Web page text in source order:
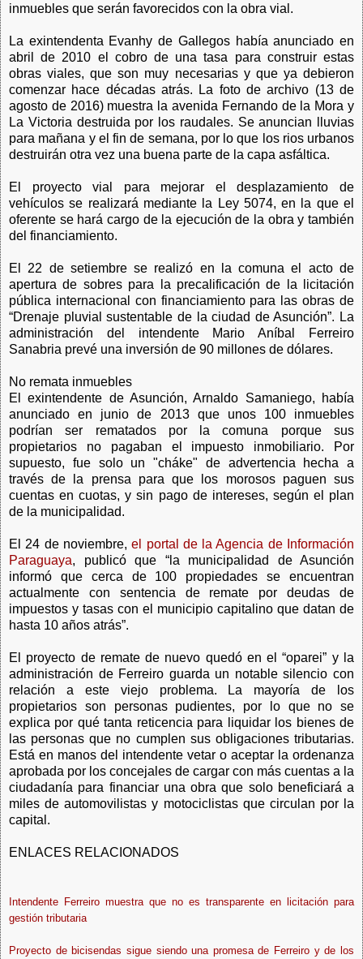
inmuebles que serán favorecidos con la obra vial.
La exintendenta Evanhy de Gallegos había anunciado en
abril de 2010 el cobro de una tasa para construir estas
obras viales, que son muy necesarias y que ya debieron
comenzar hace décadas atrás. La foto de archivo (13 de
agosto de 2016) muestra laavenida Fernando de la Mora y
La Victoria destruida por los raudales. Se anuncian lluvias
para mañana y el fin de semana, por lo que los rios urbanos
destruirán otra vez una buena parte de la capa asfá ltica.
El proyecto vial para mejorar el desplazamiento de
vehículos se realizará mediante la Ley 5074, en la que el
oferente se hará cargo de la ejecución de la obra y también
del financiamiento.
El 22 de setiembre se realizó en la comuna el acto de
apertura de sobres para la precalificación de la licitación
pública internacional con financiamiento para las obras de
“Drenaje pluvial sustentable de la ciudad de Asunción”. La
administración del intendente Mario Aníbal Ferreiro
Sanabria prevé una inversión de 90 millones de dólares.
No remata inmuebles
El exintendente de Asunción, Arnaldo Samaniego, había
anunciado en junio de 2013 que unos 100 inmuebles
podrían ser rematados por la comuna porque sus
propietarios no pagaban el impuesto inmobiliario. Por
supuesto, fue solo un "cháke" de advertencia hecha a
través de la prensa para que los morosos paguen sus
cuentas en cuotas, y sin pago de intereses, según el plan
de la municipalidad.
El 24 de noviembre,el portal de la Agencia de Información
Paraguaya, publicó que “la municipalidad de Asunción
informó que cerca de 100 propiedades se encuentran
actualmente con sentencia de remate por deudas de
impuestos y tasas con el municipio capitalino que datan de
hasta 10 años atrás”.
El proyecto de remate de nuevo quedó en el “oparei” y la
administración de Ferreiro guarda un notable silencio con
relación a este viejo problema. La mayoría de los
propietarios son personas pudientes, por lo que no se
explica por qué tanta reticencia para liquidar los bienes de
las personas que no cumplen sus obligaciones tributarias.
Está en manos del intendente vetar o aceptar la ordenanza
aprobada por los concejales de cargar con más cuentas a la
ciudadanía para financiar una obra que solo beneficiará a
miles de automovilistas y motociclistas que circulan por la
capital.
ENLACES RE LACIONADOS
Intendente Ferreiro muestra que no es transparente en licitación para
gestión tributaria
Proyecto de bicisendas sigue siendo una promesa de Ferreiro y de los